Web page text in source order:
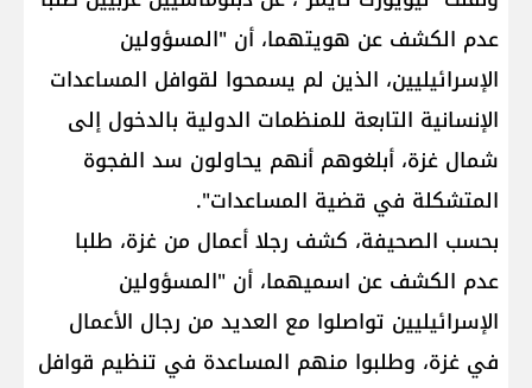
عدم الكشف عن هويتهما، أن "المسؤولين
الإسرائيليين، الذين لم يسمحوا لقوافل المساعدات
الإنسانية التابعة للمنظمات الدولية بالدخول إلى
شمال غزة، أبلغوهم أنهم يحاولون سد الفجوة
المتشكلة في قضية المساعدات".
بحسب الصحيفة، كشف رجلا أعمال من غزة، طلبا
عدم الكشف عن اسميهما، أن "المسؤولين
الإسرائيليين تواصلوا مع العديد من رجال الأعمال
في غزة، وطلبوا منهم المساعدة في تنظيم قوافل